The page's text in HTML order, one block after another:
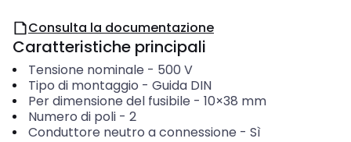
Consulta la documentazione
Caratteristiche principali
Tensione nominale - 500 V
Tipo di montaggio - Guida DIN
Per dimensione del fusibile - 10×38 mm
Numero di poli- 2
Conduttore neutro a connessione - Sì